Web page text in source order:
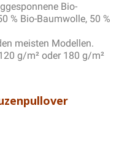
Bio-
% Bio-Baumwolle, 50 %
meisten Modellen.
g/m² oder 180 g/m²